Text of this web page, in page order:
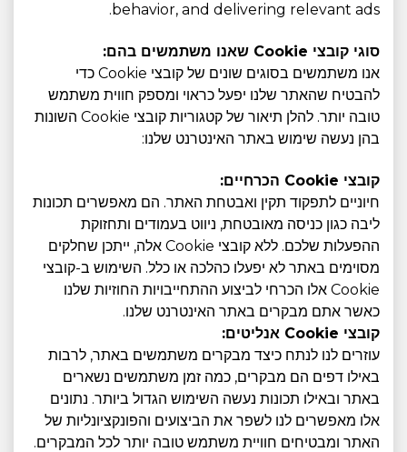
behavior, and delivering relevant ads.
סוגי קובצי Cookie שאנו משתמשים בהם:
אנו משתמשים בסוגים שונים של קובצי Cookie כדי
להבטיח שהאתר שלנו יפעל כראוי ומספק חווית משתמש
טובה יותר. להלן תיאור של קטגוריות קובצי Cookie השונות
בהן נעשה שימוש באתר האינטרנט שלנו:
קובצי Cookie הכרחיים:
חיוניים לתפקוד תקין ואבטחת האתר. הם מאפשרים תכונות
ליבה כגון כניסה מאובטחת, ניווט בעמודים ותחזוקת
ההפעלות שלכם. ללא קובצי Cookie אלה, ייתכן שחלקים
מסוימים באתר לא יפעלו כהלכה או כלל. השימוש ב-קובצי
Cookie אלו הכרחי לביצוע ההתחייבויות החוזיות שלנו
כאשר אתם מבקרים באתר האינטרנט שלנו.
קובצי Cookie אנליטים:
עוזרים לנו לנתח כיצד מבקרים משתמשים באתר, לרבות
באילו דפים הם מבקרים, כמה זמן משתמשים נשארים
באתר ובאילו תכונות נעשה השימוש הגדול ביותר. נתונים
אלו מאפשרים לנו לשפר את הביצועים והפונקציונליות של
האתר ומבטיחים חוויית משתמש טובה יותר לכל המבקרים.